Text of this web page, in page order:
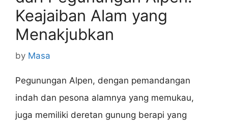
Keajaiban Alam yang
Menakjubkan
by Masa
Pegunungan Alpen, dengan pemandangan
indah dan pesona alamnya yang memukau,
juga memiliki deretan gunung berapi yang